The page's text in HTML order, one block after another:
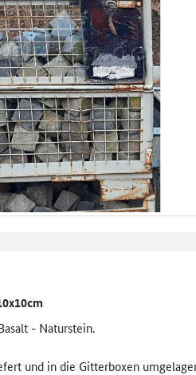
- Naturstein.
und in die Gitterboxen